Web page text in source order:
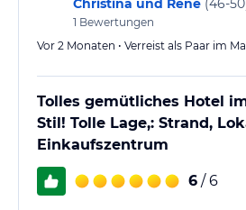
Sport und Unterhaltung
Wassersportaktivitäten wie Segeln und
gegen Gebühr in Anspruch genommen
auch einen Fitnessraum und Massagen
Familien mit Babys stehen ein
Kinderhochstuhl zur Verfügung.
Hinweis: Verfasst von HolidayCheck
Christina und René (46-50
1 Bewertungen
Vor 2 Monaten • Verreist als Paar im
Tolles gemütliches Hotel
Stil! Tolle Lage,: Strand,
Einkaufszentrum
6 / 6